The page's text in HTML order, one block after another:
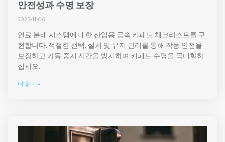
안전성과 수명 보장
2025-11-06
연료 분배 시스템에 대한 산업용 금속 키패드 체크리스트를 구
현합니다. 적절한 선택, 설치 및 유지 관리를 통해 작동 안전을
보장하고 가동 중지 시간을 방지하며 키패드 수명을 극대화하
십시오.
더 읽기»